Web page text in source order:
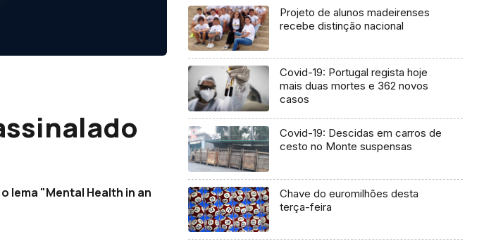
lema "Mental Health in an
Projeto de alunos madeirenses
recebe distinção nacional
Covid-19: Portugal regista hoje
mais duas mortes e 362 novos
casos
Covid-19: Descidas em carros de
cesto no Monte suspensas
Chave do euromilhões desta
terça-feira